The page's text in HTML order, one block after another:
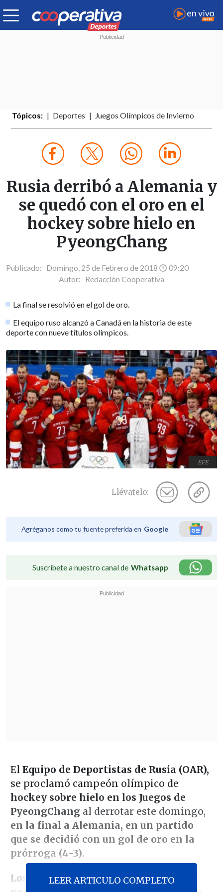
Tópicos: Deportes Juegos Olímpicos de Invierno
Rusia derribó a Alemania y
se quedó con el oro en el
hockey sobre hielo en
PyeongChang
Publicado: Domingo, 25 de Febrero de 2018 🕐 09:20
Autor: Redacción Cooperativa
La final se resolvió en el gol de oro.
El equipo ruso alcanzó a Canadá en la historia de este
deporte con nueve títulos olímpicos.
EFE
Llévatelo:
Agréganos como tu fuente preferida en Google
Suscríbete a nuestro canal de Whatsapp
El Equipo de Deportistas de Rusia (OAR),
se proclamó campeón olímpico de
hockey sobre hielo en los Juegos de
PyeongChang al derrotar este domingo,
en la final a Alemania, en un partido
que se decidió con un gol de oro en la
prórroga (4-3).
Los rusos se adelantaron en el primer
LEER ARTICULO COMPLETO